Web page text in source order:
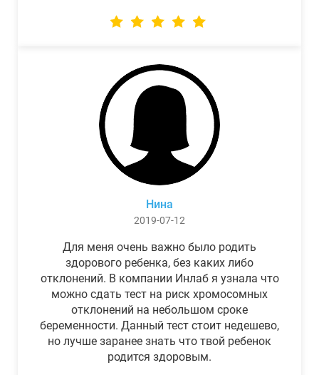
Нина
2019-07-12
Для меня очень важно было родить
здорового ребенка, без каких либо
отклонений. В компании Инлаб я узнала что
можно сдать тест на риск хромосомных
отклонений на небольшом сроке
беременности. Данный тест стоит недешево,
но лучше заранее знать что твой ребенок
родится здоровым.